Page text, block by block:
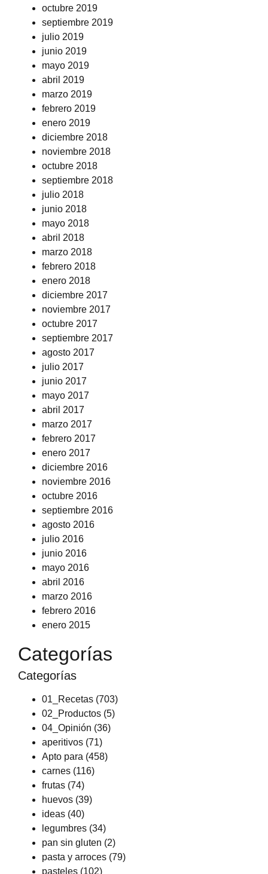
octubre 2019
septiembre 2019
julio 2019
junio 2019
mayo 2019
abril 2019
marzo 2019
febrero 2019
enero 2019
diciembre 2018
noviembre 2018
octubre 2018
septiembre 2018
julio 2018
junio 2018
mayo 2018
abril 2018
marzo 2018
febrero 2018
enero 2018
diciembre 2017
noviembre 2017
octubre 2017
septiembre 2017
agosto 2017
julio 2017
junio 2017
mayo 2017
abril 2017
marzo 2017
febrero 2017
enero 2017
diciembre 2016
noviembre 2016
octubre 2016
septiembre 2016
agosto 2016
julio 2016
junio 2016
mayo 2016
abril 2016
marzo 2016
febrero 2016
enero 2015
Categorías
Categorías
01_Recetas (703)
02_Productos (5)
04_Opinión (36)
aperitivos (71)
Apto para (458)
carnes (116)
frutas (74)
huevos (39)
ideas (40)
legumbres (34)
pan sin gluten (2)
pasta y arroces (79)
pasteles (102)